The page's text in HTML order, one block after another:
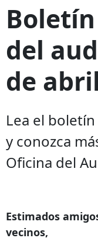
del
de
Lea el
y conozca
Oficina del
Estimados
vecinos,